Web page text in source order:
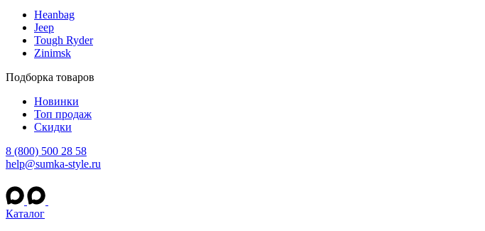
Heanbag
Jeep
Tough Ryder
Zinimsk
Подборка товаров
Новинки
Топ продаж
Скидки
8 (800) 500 28 58
help@sumka-style.ru
Каталог